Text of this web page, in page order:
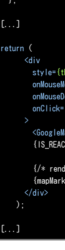
return (
<div
style=
onClick=
      >
<
{/*
</div>
    );